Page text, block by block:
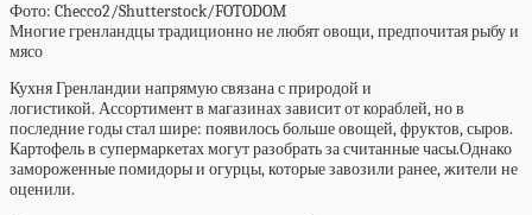
Фото: Checco2/Shutterstock/FOTODOM
Многие гренландцы традиционно не любят овощи, предпочитая рыбу и
мясо
Кухня Гренландии напрямую связана с природой и
логистикой. Ассортимент в магазинах зависит от кораблей, но в
последние годы стал шире: появилось больше овощей, фруктов, сыров.
Картофель в супермаркетах могут разобрать за считанные часы.Однако
замороженные помидоры и огурцы, которые завозили ранее, жители не
оценили.